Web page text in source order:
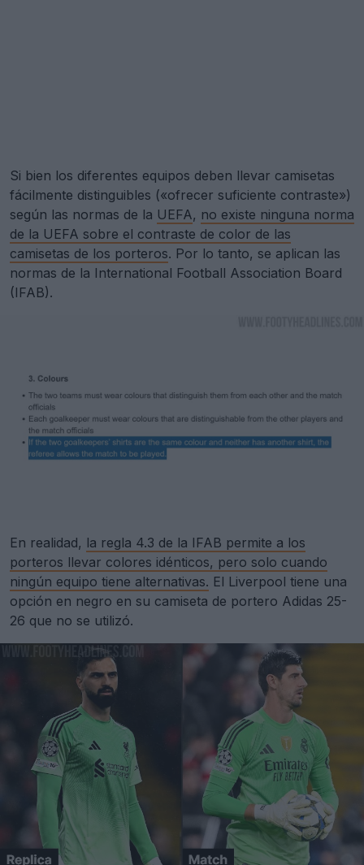
Si bien los diferentes equipos deben llevar camisetas
fácilmente distinguibles («ofrecer suficiente contraste»)
según las normas de la UEFA, no existe ninguna norma
de la UEFA sobre el contraste de color de las
camisetas de los porteros. Por lo tanto, se aplican las
normas de la International Football Association Board
(IFAB).
En realidad, la regla 4.3 de la IFAB permite a los
porteros llevar colores idénticos, pero solo cuando
ningún equipo tiene alternativas. El Liverpool tiene una
opción en negro en su camiseta de portero Adidas 25-
26 que no se utilizó.